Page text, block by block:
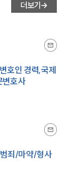
더보기
호인 경력,국제
호사
죄/마약/형사